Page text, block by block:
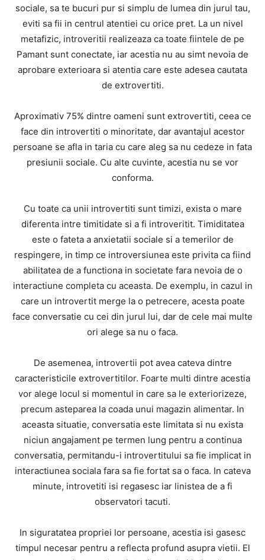
sociale, sa te bucuri pur si simplu de lumea din jurul tau,
eviti sa fii in centrul atentiei cu orice pret. La un nivel
metafizic, introveritii realizeaza ca toate fiintele de pe
Pamant sunt conectate, iar acestia nu au simt nevoia de
aprobare exterioara si atentia care este adesea cautata
de extrovertiti.
Aproximativ 75% dintre oameni sunt extrovertiti, ceea ce
face din introvertiti o minoritate, dar avantajul acestor
persoane se afla in taria cu care aleg sa nu cedeze in fata
presiunii sociale. Cu alte cuvinte, acestia nu se vor
conforma.
Cu toate ca unii introvertiti sunt timizi, exista o mare
diferenta intre timitidate si a fi introveritit. Timiditatea
este o fateta a anxietatii sociale si a temerilor de
respingere, in timp ce introversiunea este privita ca fiind
abilitatea de a functiona in societate fara nevoia de o
interactiune completa cu aceasta. De exemplu, in cazul in
care un introvertit merge la o petrecere, acesta poate
face conversatie cu cei din jurul lui, dar de cele mai multe
ori alege sa nu o faca.
De asemenea, introvertii pot avea cateva dintre
caracteristicile extrovertitilor. Foarte multi dintre acestia
vor alege locul si momentul in care sa le exteriorizeze,
precum asteparea la coada unui magazin alimentar. In
aceasta situatie, conversatia este limitata si nu exista
niciun angajament pe termen lung pentru a continua
conversatia, permitandu-i introvertitului sa fie implicat in
interactiunea sociala fara sa fie fortat sa o faca. In cateva
minute, introvetiti isi regasesc iar linistea de a fi
observatori tacuti.
In siguratatea propriei lor persoane, acestia isi gasesc
timpul necesar pentru a reflecta profund asupra vietii. El